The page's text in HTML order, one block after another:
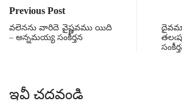
Previous Post
వలెనను వారిదె వైష్ణవము యిది
– అన్నమయ్య సంకీర్తన
ఇవీ చదవండి